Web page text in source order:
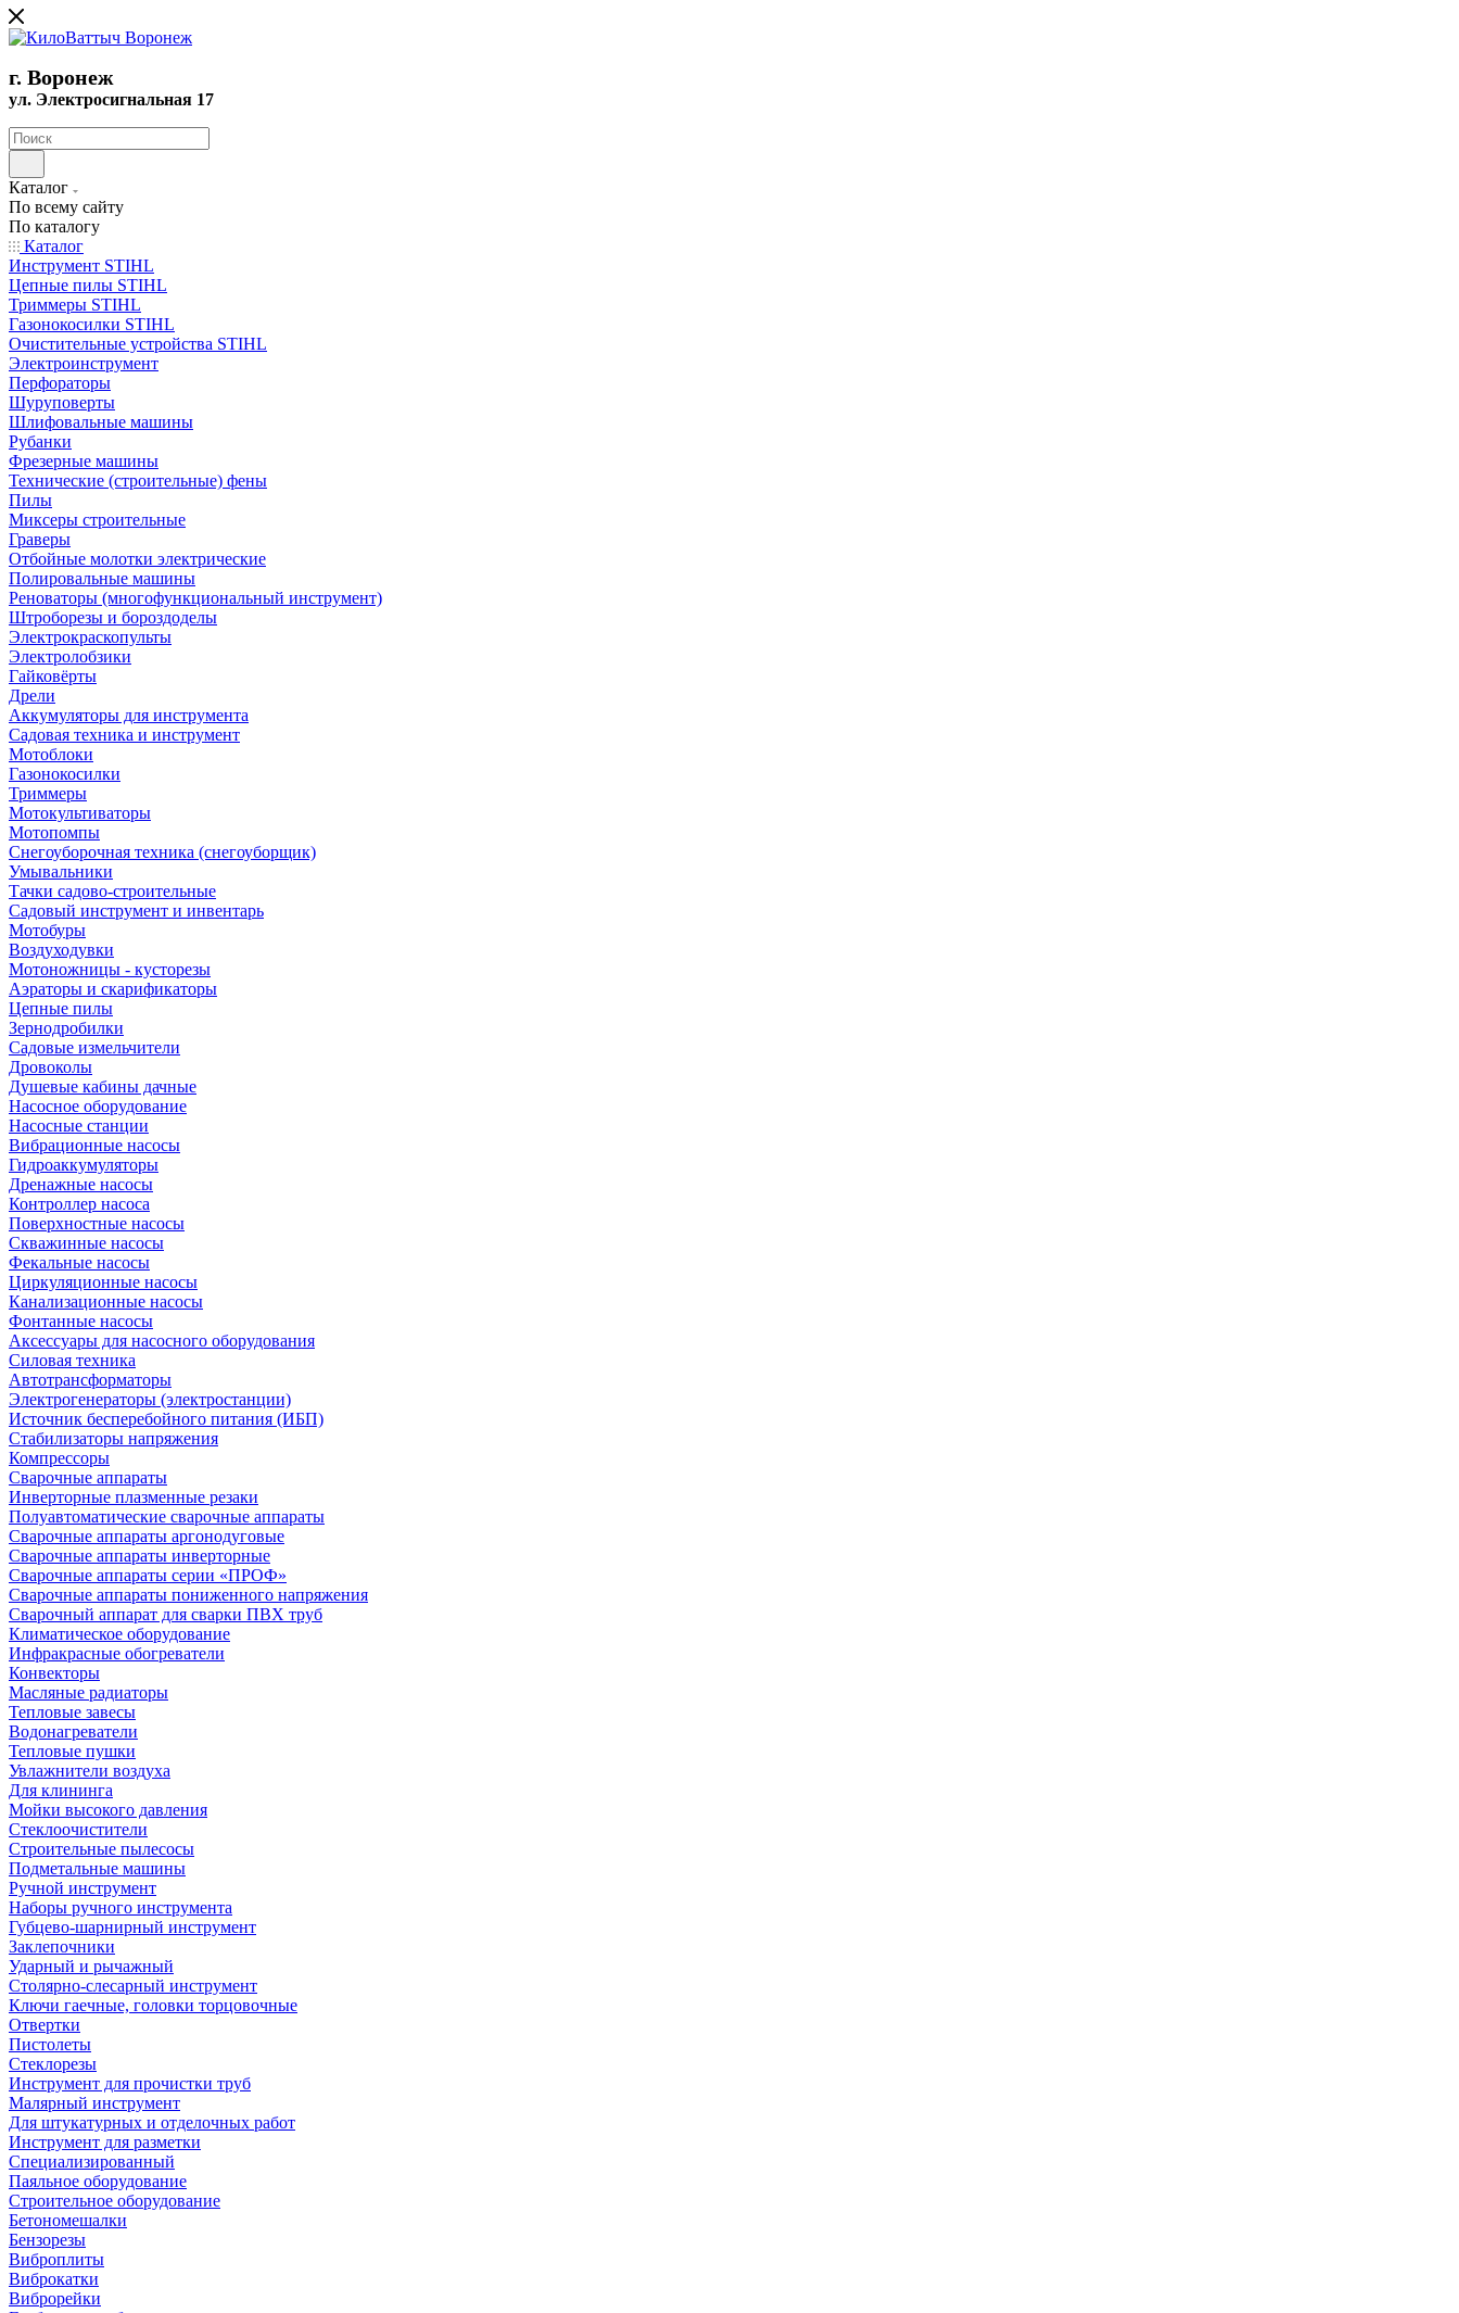
г. Воронеж
ул. Электросигнальная 17
Каталог
По всему сайту
По каталогу
Каталог
Инструмент STIHL
Цепные пилы STIHL
Триммеры STIHL
Газонокосилки STIHL
Очистительные устройства STIHL
Электроинструмент
Перфораторы
Шуруповерты
Шлифовальные машины
Рубанки
Фрезерные машины
Технические (строительные) фены
Пилы
Миксеры строительные
Граверы
Отбойные молотки электрические
Полировальные машины
Реноваторы (многофункциональный инструмент)
Штроборезы и бороздоделы
Электрокраскопульты
Электролобзики
Гайковёрты
Дрели
Аккумуляторы для инструмента
Садовая техника и инструмент
Мотоблоки
Газонокосилки
Триммеры
Мотокультиваторы
Мотопомпы
Снегоуборочная техника (снегоуборщик)
Умывальники
Тачки садово-строительные
Садовый инструмент и инвентарь
Мотобуры
Воздуходувки
Мотоножницы - кусторезы
Аэраторы и скарификаторы
Цепные пилы
Зернодробилки
Садовые измельчители
Дровоколы
Душевые кабины дачные
Насосное оборудование
Насосные станции
Вибрационные насосы
Гидроаккумуляторы
Дренажные насосы
Контроллер насоса
Поверхностные насосы
Скважинные насосы
Фекальные насосы
Циркуляционные насосы
Канализационные насосы
Фонтанные насосы
Аксессуары для насосного оборудования
Силовая техника
Автотрансформаторы
Электрогенераторы (электростанции)
Источник бесперебойного питания (ИБП)
Стабилизаторы напряжения
Компрессоры
Сварочные аппараты
Инверторные плазменные резаки
Полуавтоматические сварочные аппараты
Сварочные аппараты аргонодуговые
Сварочные аппараты инверторные
Сварочные аппараты серии «ПРОФ»
Сварочные аппараты пониженного напряжения
Сварочный аппарат для сварки ПВХ труб
Климатическое оборудование
Инфракрасные обогреватели
Конвекторы
Масляные радиаторы
Тепловые завесы
Водонагреватели
Тепловые пушки
Увлажнители воздуха
Для клининга
Мойки высокого давления
Стеклоочистители
Строительные пылесосы
Подметальные машины
Ручной инструмент
Наборы ручного инструмента
Губцево-шарнирный инструмент
Заклепочники
Ударный и рычажный
Столярно-слесарный инструмент
Ключи гаечные, головки торцовочные
Отвертки
Пистолеты
Стеклорезы
Инструмент для прочистки труб
Малярный инструмент
Для штукатурных и отделочных работ
Инструмент для разметки
Специализированный
Паяльное оборудование
Строительное оборудование
Бетономешалки
Бензорезы
Виброплиты
Виброкатки
Виброрейки